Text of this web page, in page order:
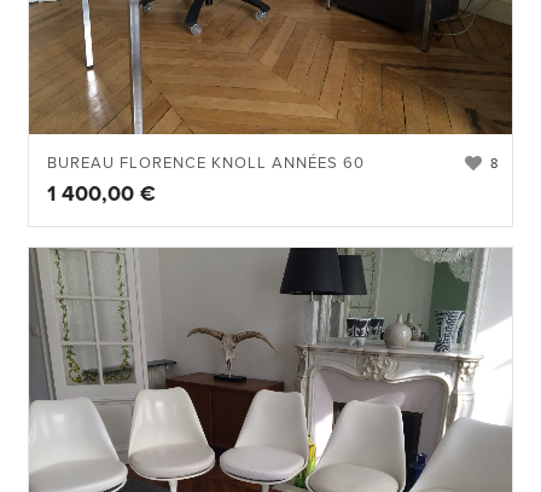
8
BUREAU FLORENCE KNOLL ANNÉES 60
1 400,00 €